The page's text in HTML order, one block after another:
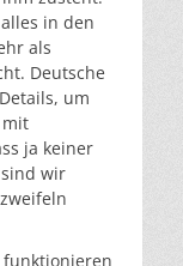
in den
als
Deutsche
um
mit
ja keiner
wir
funktionieren